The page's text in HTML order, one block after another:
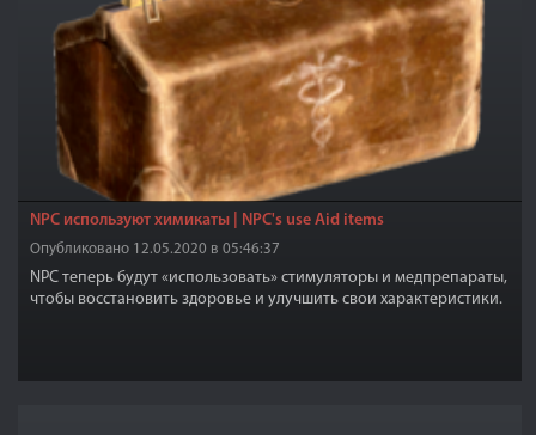
NPC используют химикаты | NPC's use Aid items
Опубликовано 12.05.2020 в 05:46:37
NPC теперь будут «использовать» стимуляторы и медпрепараты,
чтобы восстановить здоровье и улучшить свои характеристики.